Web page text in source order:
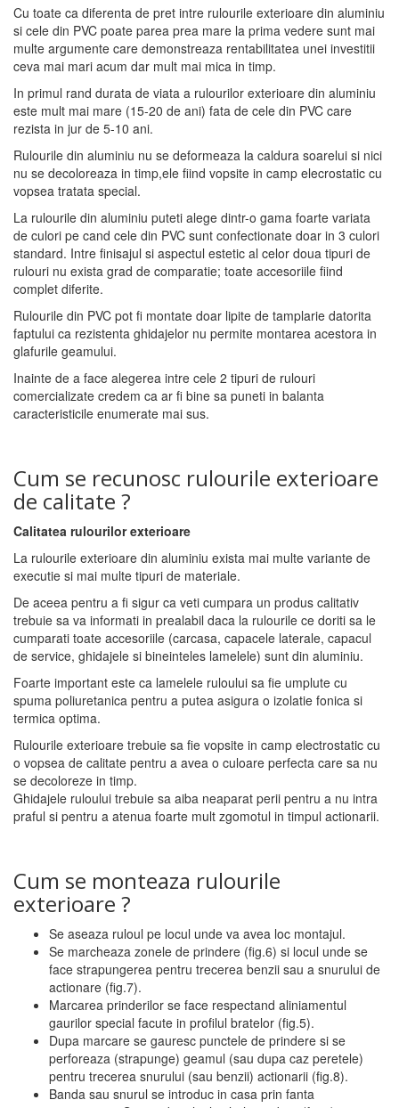
Cu toate ca diferenta de pret intre rulourile exterioare din aluminiu
si cele din PVC poate parea prea mare la prima vedere sunt mai
multe argumente care demonstreaza rentabilitatea unei investitii
ceva mai mari acum dar mult mai mica in timp.
In primul rand durata de viata a rulourilor exterioare din aluminiu
este mult mai mare (15-20 de ani) fata de cele din PVC care
rezista in jur de 5-10 ani.
Rulourile din aluminiu nu se deformeaza la caldura soarelui si nici
nu se decoloreaza in timp,ele fiind vopsite in camp elecrostatic cu
vopsea tratata special.
La rulourile din aluminiu puteti alege dintr-o gama foarte variata
de culori pe cand cele din PVC sunt confectionate doar in 3 culori
standard. Intre finisajul si aspectul estetic al celor doua tipuri de
rulouri nu exista grad de comparatie; toate accesoriile fiind
complet diferite.
Rulourile din PVC pot fi montate doar lipite de tamplarie datorita
faptului ca rezistenta ghidajelor nu permite montarea acestora in
glafurile geamului.
Inainte de a face alegerea intre cele 2 tipuri de rulouri
comercializate credem ca ar fi bine sa puneti in balanta
caracteristicile enumerate mai sus.
Cum se recunosc rulourile exterioare
de calitate ?
Calitatea rulourilor exterioare
La rulourile exterioare din aluminiu exista mai multe variante de
executie si mai multe tipuri de materiale.
De aceea pentru a fi sigur ca veti cumpara un produs calitativ
trebuie sa va informati in prealabil daca la rulourile ce doriti sa le
cumparati toate accesoriile (carcasa, capacele laterale, capacul
de service, ghidajele si bineinteles lamelele) sunt din aluminiu.
Foarte important este ca lamelele ruloului sa fie umplute cu
spuma poliuretanica pentru a putea asigura o izolatie fonica si
termica optima.
Rulourile exterioare trebuie sa fie vopsite in camp electrostatic cu
o vopsea de calitate pentru a avea o culoare perfecta care sa nu
se decoloreze in timp.
Ghidajele ruloului trebuie sa aiba neaparat perii pentru a nu intra
praful si pentru a atenua foarte mult zgomotul in timpul actionarii.
Cum se monteaza rulourile
exterioare ?
Se aseaza ruloul pe locul unde va avea loc montajul.
Se marcheaza zonele de prindere (fig.6) si locul unde se
face strapungerea pentru trecerea benzii sau a snurului de
actionare (fig.7).
Marcarea prinderilor se face respectand aliniamentul
gaurilor special facute in profilul bratelor (fig.5).
Dupa marcare se gauresc punctele de prindere si se
perforeaza (strapunge) geamul (sau dupa caz peretele)
pentru trecerea snurului (sau benzii) actionarii (fig.8).
Banda sau snurul se introduc in casa prin fanta